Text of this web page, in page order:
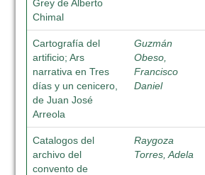
Grey de Alberto
Chimal
Cartografía del
artificio; Ars
narrativa en Tres
días y un cenicero,
de Juan José
Arreola
Guzmán
Obeso,
Francisco
Daniel
Catalogos del
archivo del
convento de
Raygoza
Torres, Adela